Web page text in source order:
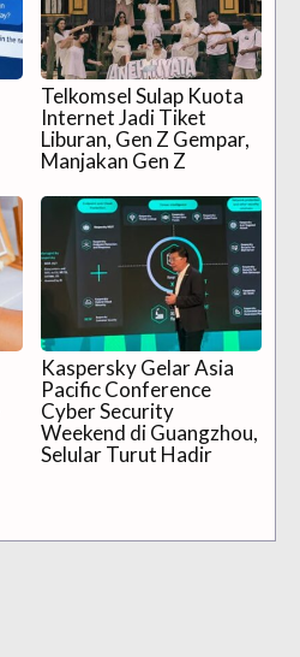
Telkomsel Sulap Kuota
Internet Jadi Tiket
Liburan, Gen Z Gempar,
Manjakan Gen Z
Kaspersky Gelar Asia
Pacific Conference
Cyber Security
Weekend di Guangzhou,
Selular Turut Hadir